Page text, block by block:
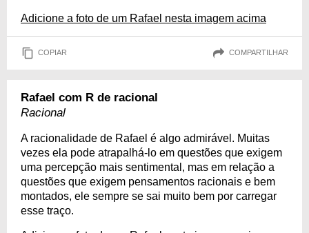
Adicione a foto de um Rafael nesta imagem acima
COPIAR COMPARTILHAR
Rafael com R de racional
Racional
A racionalidade de Rafael é algo admirável. Muitas
vezes ela pode atrapalhá-lo em questões que exigem
uma percepção mais sentimental, mas em relação a
questões que exigem pensamentos racionais e bem
montados, ele sempre se sai muito bem por carregar
esse traço.